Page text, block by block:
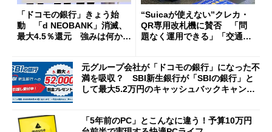
「ドコモの銀行」きょう始
動 「d NEOBANK」消滅、
最大4.5％還元 強みは何か解
“Suicaが使えない”クレカ・
QR専用改札機に賛否 「問
題なく運用できる」「交通系I
元グループ会社が「ドコモの銀行」になった不
満を吸収？ SBI新生銀行が「SBIの銀行」と
して最大5.2万円のキャッシュバックキャンペ
「5年前のPC」とこんなに違う！予算10万円